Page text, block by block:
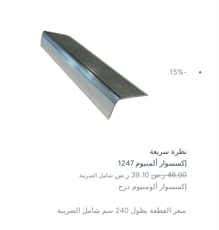
-15%
نظرة سريعة
إكسسوار ألمنيوم 1247
46.00 ر.س 39.10 ر.س شامل الضريبة
إكسسوار ألومنيوم درج
سعر القطعة بطول 240 سم شامل الضريبة